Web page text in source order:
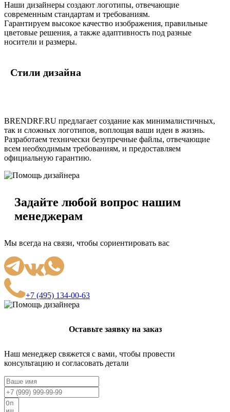
Наши дизайнеры создают логотипы, отвечающие
современным стандартам и требованиям.
Гарантируем высокое качество изображения, правильные
цветовые решения, а также адаптивность под разные
носители и размеры.
Стили дизайна
BRENDRF.RU предлагает создание как минималистичных,
так и сложных логотипов, воплощая ваши идеи в жизнь.
Разработаем технически безупречные файлы, отвечающие
всем необходимым требованиям, и предоставляем
официальную гарантию.
Задайте любой вопрос нашим
менеджерам
Мы всегда на связи, чтобы сориентировать вас
+7 (495) 134-00-63
Оставьте заявку на заказ
Наш менеджер свяжется с вами, чтобы провести
консультацию и согласовать детали